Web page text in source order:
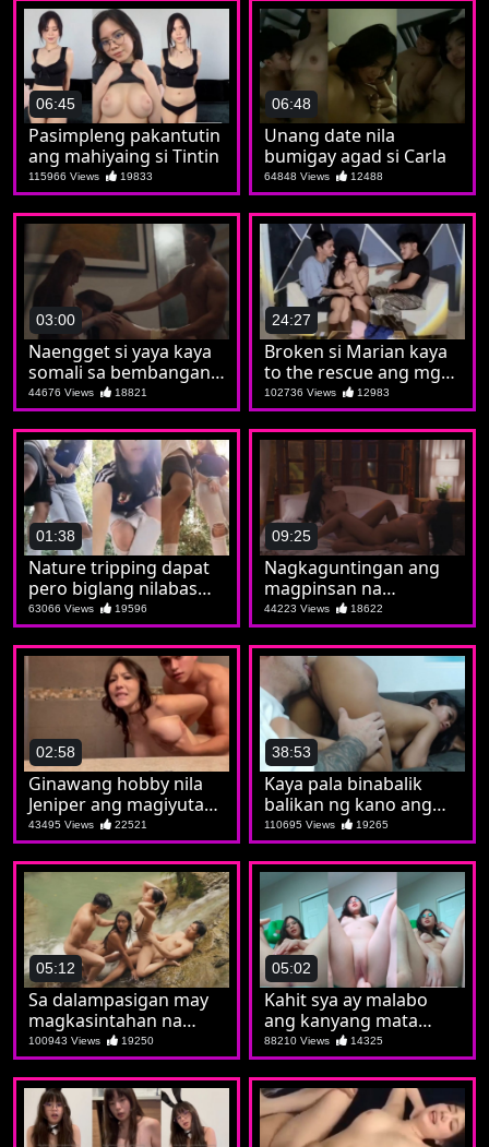
06:45
Pasimpleng pakantutin
ang mahiyaing si Tintin
115966 Views 19833
06:48
Unang date nila
bumigay agad si Carla
64848 Views 12488
03:00
Naengget si yaya kaya
somali sa bembangan
nila koya
44676 Views 18821
24:27
Broken si Marian kaya
to the rescue ang mga
kaibigan
102736 Views 12983
01:38
Nature tripping dapat
pero biglang nilabas
ang burat napasubo
tuloy si Kat
63066 Views 19596
09:25
Nagkaguntingan ang
magpinsan na
parehong iniwanan
44223 Views 18622
02:58
Ginawang hobby nila
Jeniper ang magiyutan
bago magshower
43495 Views 22521
38:53
Kaya pala binabalik
balikan ng kano ang
putahe ni Aiko
110695 Views 19265
05:12
Sa dalampasigan may
magkasintahan na
nagpalitan sa iyutan
100943 Views 19250
05:02
Kahit sya ay malabo
ang kanyang mata
malinaw naman sayo
na sya ay isang puta
88210 Views 14325